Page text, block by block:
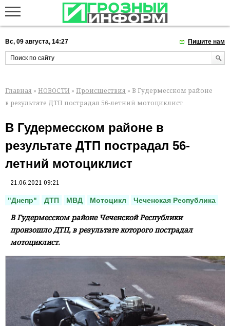
Вс, 09 августа, 14:27 Пишите нам
Главная » НОВОСТИ » Происшествия » В Гудермесском районе
в результате ДТП пострадал 56-летний мотоциклист
В Гудермесском районе в
результате ДТП пострадал 56-
летний мотоциклист
21.06.2021 09:21
"Днепр" ДТП МВД Мотоцикл Чеченская Республика
В Гудермесском районе Чеченской Республики
произошло ДТП, в результате которого пострадал
мотоциклист.